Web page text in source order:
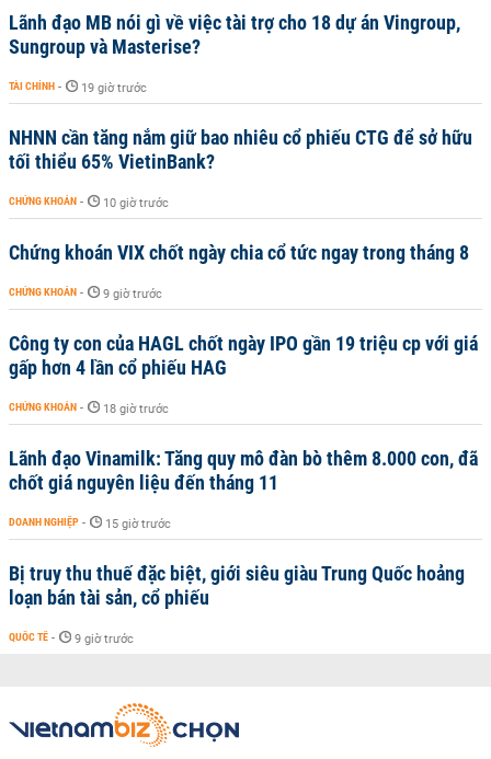
Lãnh đạo MB nói gì về việc tài trợ cho 18 dự án Vingroup,
Sungroup và Masterise?
TÀI CHÍNH - 19 giờ trước
NHNN cần tăng nắm giữ bao nhiêu cổ phiếu CTG để sở hữu
tối thiểu 65% VietinBank?
CHỨNG KHOÁN - 10 giờ trước
Chứng khoán VIX chốt ngày chia cổ tức ngay trong tháng 8
CHỨNG KHOÁN - 9 giờ trước
Công ty con của HAGL chốt ngày IPO gần 19 triệu cp với giá
gấp hơn 4 lần cổ phiếu HAG
CHỨNG KHOÁN - 18 giờ trước
Lãnh đạo Vinamilk: Tăng quy mô đàn bò thêm 8.000 con, đã
chốt giá nguyên liệu đến tháng 11
DOANH NGHIỆP - 15 giờ trước
Bị truy thu thuế đặc biệt, giới siêu giàu Trung Quốc hoảng
loạn bán tài sản, cổ phiếu
QUỐC TẾ - 9 giờ trước